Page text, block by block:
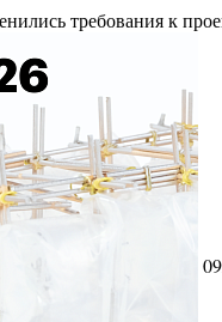
требования к